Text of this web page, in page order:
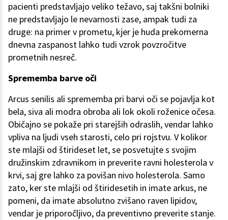
pacienti predstavljajo veliko težavo, saj takšni bolniki
ne predstavljajo le nevarnosti zase, ampak tudi za
druge: na primer v prometu, kjer je huda prekomerna
dnevna zaspanost lahko tudi vzrok povzročitve
prometnih nesreč.
Sprememba barve oči
Arcus senilis ali sprememba pri barvi oči se pojavlja kot
bela, siva ali modra obroba ali lok okoli roženice očesa.
Običajno se pokaže pri starejših odraslih, vendar lahko
vpliva na ljudi vseh starosti, celo pri rojstvu. V kolikor
ste mlajši od štirideset let, se posvetujte s svojim
družinskim zdravnikom in preverite ravni holesterola v
krvi, saj gre lahko za povišan nivo holesterola. Samo
zato, ker ste mlajši od štiridesetih in imate arkus, ne
pomeni, da imate absolutno zvišano raven lipidov,
vendar je priporočljivo, da preventivno preverite stanje.